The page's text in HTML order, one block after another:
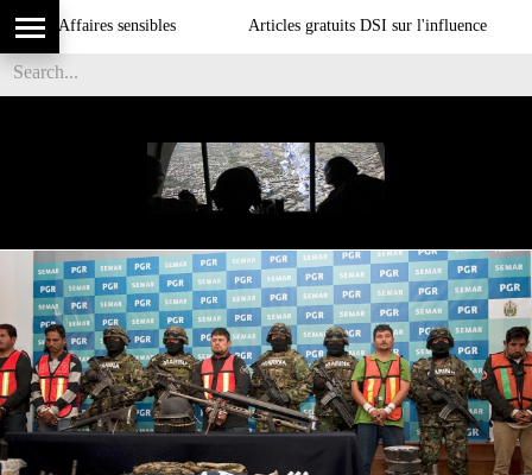
Affaires sensibles Articles gratuits DSI sur l'influence